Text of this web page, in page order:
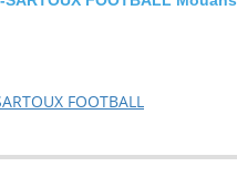
FOOTBALL